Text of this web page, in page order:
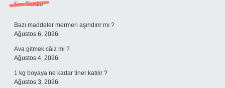
Sidebar
Son Yazılar
Bazı maddeler mermeri aşındırır mı ?
Ağustos 6, 2026
Ava gitmek câiz mi ?
Ağustos 4, 2026
1 kg boyaya ne kadar tiner katılır ?
Ağustos 3, 2026